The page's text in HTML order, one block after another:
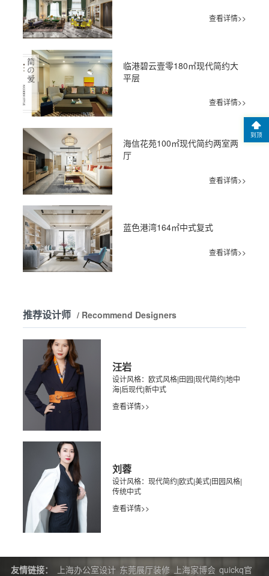
查看详情>>
临港碧云壹零180㎡现代简约大
平层
查看详情>>
海信花苑100㎡现代简约两室两
厅
查看详情>>
蓝色港湾164㎡中式复式
查看详情>>
推荐设计师 / Recommend Designers
汪岩
设计风格：欧式风格|田园|现代简约|地中
海|后现代|新中式
查看详情>>
刘蓉
设计风格：现代简约|欧式|美式|田园风格|
传统中式
查看详情>>
友情链接： 上海办公室设计 东莞展厅装修 上海家博会 quickq官
到顶